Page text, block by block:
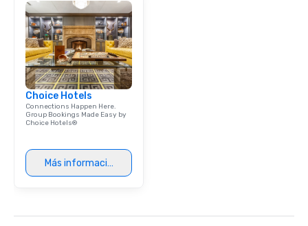
Choice Hotels
Connections Happen Here.
Group Bookings Made Easy by
Choice Hotels®
Más información